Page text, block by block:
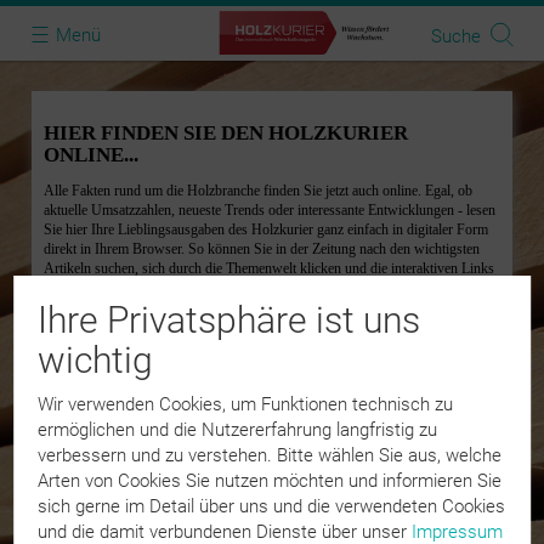
Ihre Privatsphäre ist uns
wichtig
Wir verwenden Cookies, um Funktionen technisch zu
ermöglichen und die Nutzererfahrung langfristig zu
verbessern und zu verstehen. Bitte wählen Sie aus, welche
Arten von Cookies Sie nutzen möchten und informieren Sie
sich gerne im Detail über uns und die verwendeten Cookies
und die damit verbundenen Dienste über unser Impressum
Menü
Login
Ansicht
Home
Öffentliche Ausgaben
Impressum
Datenschutz
Toggle
Menü Suche